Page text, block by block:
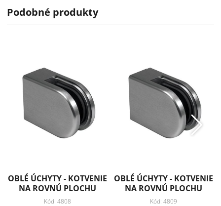
Výrobca:Pauli International GmbH & Co. KG
Podobné produkty
OBLÉ ÚCHYTY - KOTVENIE
NA ROVNÚ PLOCHU
Kód: 4808
OBLÉ ÚCHYTY - KOTVENIE
NA ROVNÚ PLOCHU
Kód: 4809